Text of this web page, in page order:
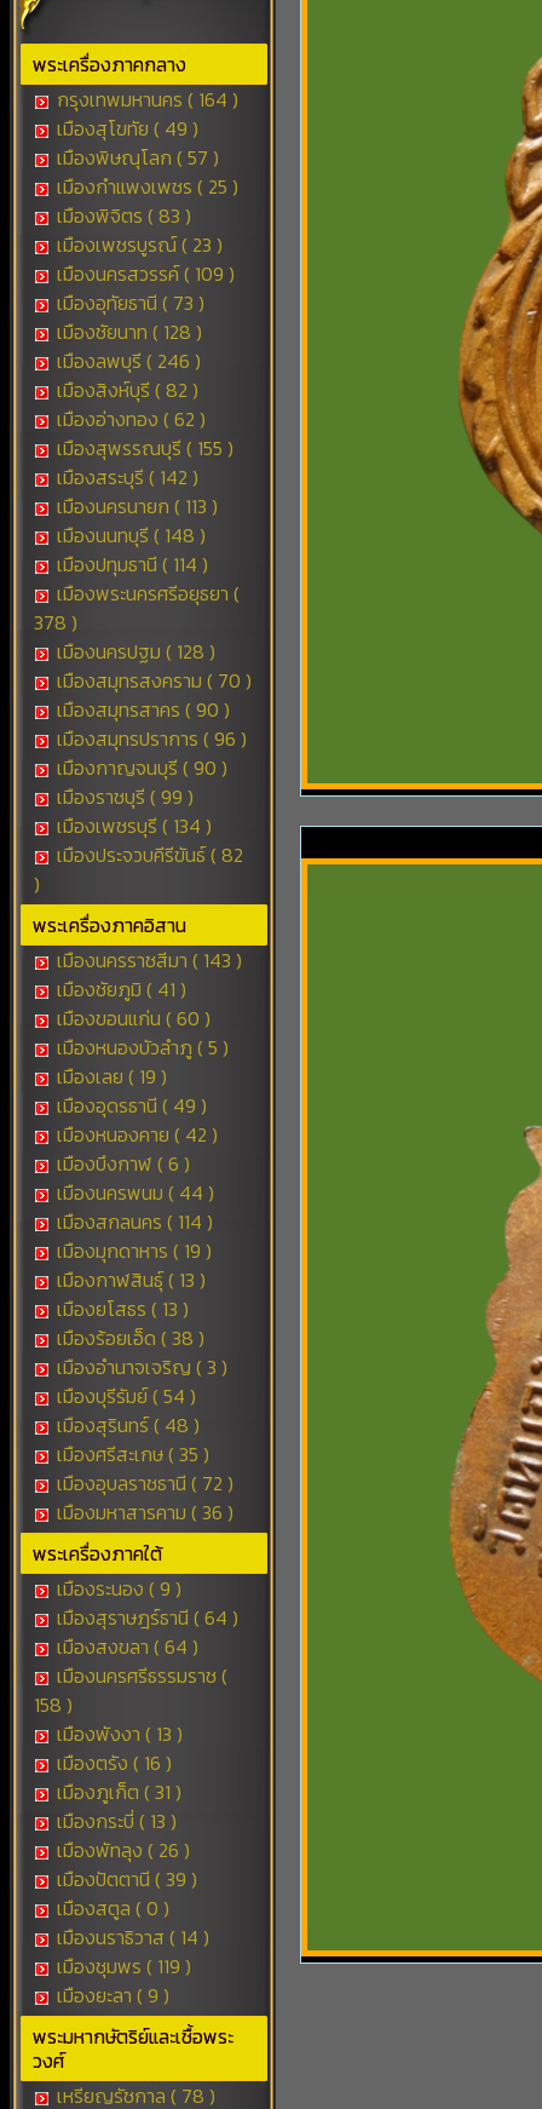
พระเครื่องภาคกลาง
กรุงเทพมหานคร ( 164 )
เมืองสุโขทัย ( 49 )
เมืองพิษณุโลก ( 57 )
เมืองกำแพงเพชร ( 25 )
เมืองพิจิตร ( 83 )
เมืองเพชรบูรณ์ ( 23 )
เมืองนครสวรรค์ ( 109 )
เมืองอุทัยธานี ( 73 )
เมืองชัยนาท ( 128 )
เมืองลพบุรี ( 246 )
เมืองสิงห์บุรี ( 82 )
เมืองอ่างทอง ( 62 )
เมืองสุพรรณบุรี ( 155 )
เมืองสระบุรี ( 142 )
เมืองนครนายก ( 113 )
เมืองนนทบุรี ( 148 )
เมืองปทุมธานี ( 114 )
เมืองพระนครศรีอยุธยา (
378 )
เมืองนครปฐม ( 128 )
เมืองสมุทรสงคราม ( 70 )
เมืองสมุทรสาคร ( 90 )
เมืองสมุทรปราการ ( 96 )
เมืองกาญจนบุรี ( 90 )
เมืองราชบุรี ( 99 )
เมืองเพชรบุรี ( 134 )
เมืองประจวบคีรีขันธ์ ( 82
)
พระเครื่องภาคอิสาน
เมืองนครราชสีมา ( 143 )
เมืองชัยภูมิ ( 41 )
เมืองขอนแก่น ( 60 )
เมืองหนองบัวลำภู ( 5 )
เมืองเลย ( 19 )
เมืองอุดรธานี ( 49 )
เมืองหนองคาย ( 42 )
เมืองบึงกาฬ ( 6 )
เมืองนครพนม ( 44 )
เมืองสกลนคร ( 114 )
เมืองมุกดาหาร ( 19 )
เมืองกาฬสินธุ์ ( 13 )
เมืองยโสธร ( 13 )
เมืองร้อยเอ็ด ( 38 )
เมืองอำนาจเจริญ ( 3 )
เมืองบุรีรัมย์ ( 54 )
เมืองสุรินทร์ ( 48 )
เมืองศรีสะเกษ ( 35 )
เมืองอุบลราชธานี ( 72 )
เมืองมหาสารคาม ( 36 )
พระเครื่องภาคใต้
เมืองระนอง ( 9 )
เมืองสุราษฎร์ธานี ( 64 )
เมืองสงขลา ( 64 )
เมืองนครศรีธรรมราช (
158 )
เมืองพังงา ( 13 )
เมืองตรัง ( 16 )
เมืองภูเก็ต ( 31 )
เมืองกระบี่ ( 13 )
เมืองพัทลุง ( 26 )
เมืองปัตตานี ( 39 )
เมืองสตูล ( 0 )
เมืองนราธิวาส ( 14 )
เมืองชุมพร ( 119 )
เมืองยะลา ( 9 )
พระมหากษัตริย์และเชื้อพระ
วงศ์
เหรียญรัชกาล ( 78 )